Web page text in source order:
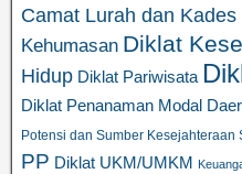
Camat Lurah dan Kades
Kehumasan Diklat
Hidup Diklat Pariwisata
Diklat Penanaman Modal
Potensi dan Sumber Kesejahteraan
PP Diklat UKM/UMKM